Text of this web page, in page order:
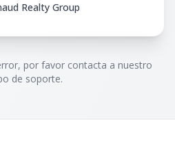
Realty Group
por favor contacta a nuestro
de soporte.